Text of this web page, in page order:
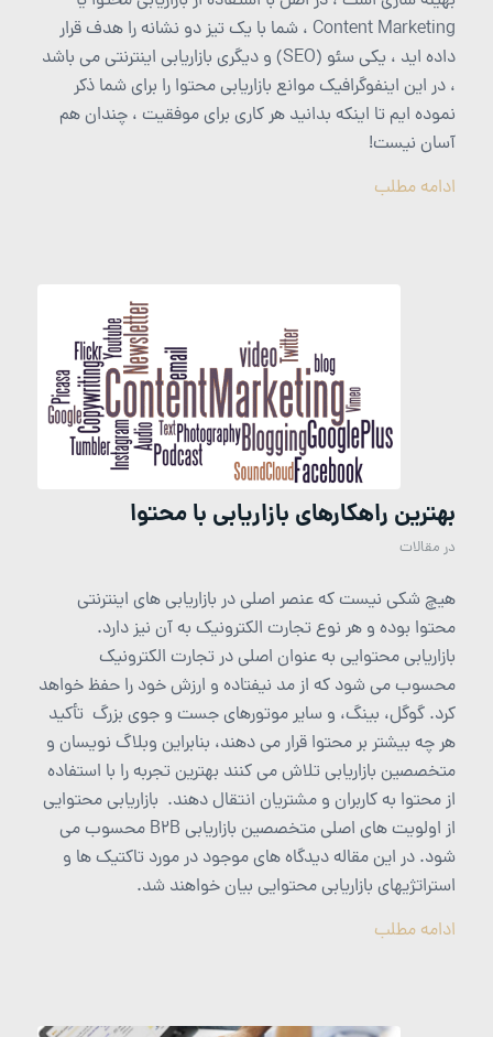
Content Marketing ، شما با یک تیز دو نشانه را هدف قرار
داده اید ، یکی سئو (SEO) و دیگری بازاریابی اینترنتی می باشد
، در این اینفوگرافیک موانع بازاریابی محتوا را برای شما ذکر
نموده ایم تا اینکه بدانید هر کاری برای موفقیت ، چندان هم
آسان نیست!
ادامه مطلب
بهترین راهکارهای بازاریابی با محتوا
در مقالات
هیچ شکی نیست که عنصر اصلی در بازاریابی های اینترنتی
محتوا بوده و هر نوع تجارت الکترونیک به آن نیز دارد.
بازاریابی محتوایی به عنوان اصلی در تجارت الکترونیک
محسوب می شود که از مد نیفتاده و ارزش خود را حفظ خواهد
کرد. گوگل، بینگ، و سایر موتورهای جست و جوی بزرگ تأکید
هر چه بیشتر بر محتوا قرار می دهند، بنابراین وبلاگ نویسان و
متخصصین بازاریابی تلاش می کنند بهترین تجربه را با استفاده
از محتوا به کاربران و مشتریان انتقال دهند. بازاریابی محتوایی
از اولویت های اصلی متخصصین بازاریابی B2B محسوب می
شود. در این مقاله دیدگاه های موجود در مورد تاکتیک ها و
استراتژیهای بازاریابی محتوایی بیان خواهند شد.
ادامه مطلب